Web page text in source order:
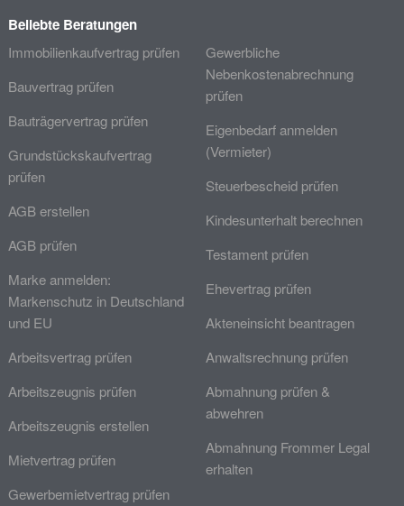
Beliebte Beratungen
Immobilienkaufvertrag prüfen
Bauvertrag prüfen
Bauträgervertrag prüfen
Grundstückskaufvertrag
prüfen
AGB erstellen
AGB prüfen
Marke anmelden:
Markenschutz in Deutschland
und EU
Arbeitsvertrag prüfen
Arbeitszeugnis prüfen
Arbeitszeugnis erstellen
Mietvertrag prüfen
Gewerbemietvertrag prüfen
Gewerbliche
Nebenkostenabrechnung
prüfen
Eigenbedarf anmelden
(Vermieter)
Steuerbescheid prüfen
Kindesunterhalt berechnen
Testament prüfen
Ehevertrag prüfen
Akteneinsicht beantragen
Anwaltsrechnung prüfen
Abmahnung prüfen &
abwehren
Abmahnung Frommer Legal
erhalten